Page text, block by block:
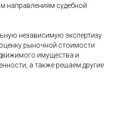
направлениям судебной
независимую экспертизу
рыночной стоимости
имущества и
а также решаем другие